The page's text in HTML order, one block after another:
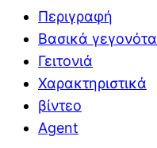
Περιγραφή
Βασικά γεγονότα
Γειτονιά
Χαρακτηριστικά
βίντεο
Agent